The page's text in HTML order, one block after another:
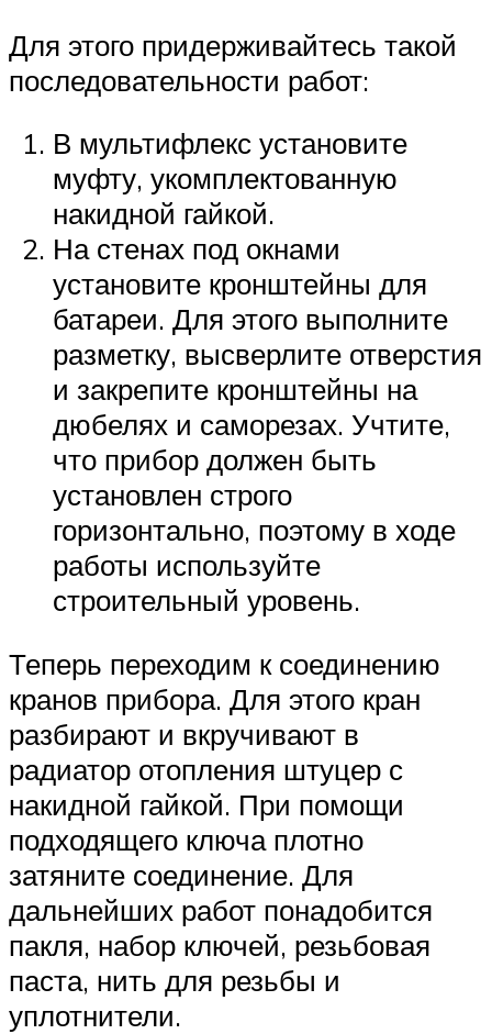
Для этого придерживайтесь такой
последовательности работ:
В мультифлекс установите
муфту, укомплектованную
накидной гайкой.
На стенах под окнами
установите кронштейны для
батареи. Для этого выполните
разметку, высверлите отверстия
и закрепите кронштейны на
дюбелях и саморезах. Учтите,
что прибор должен быть
установлен строго
горизонтально, поэтому в ходе
работы используйте
строительный уровень.
Теперь переходим к соединению
кранов прибора. Для этого кран
разбирают и вкручивают в
радиатор отопления штуцер с
накидной гайкой. При помощи
подходящего ключа плотно
затяните соединение. Для
дальнейших работ понадобится
пакля, набор ключей, резьбовая
паста, нить для резьбы и
уплотнители.